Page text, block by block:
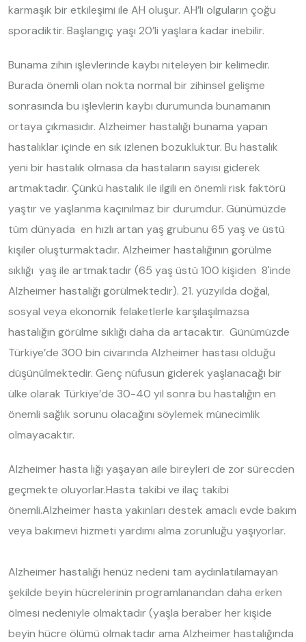
karmaşık bir etkileşimi ile AH oluşur. AH’li olguların çoğu
sporadiktir. Başlangıç yaşı 20’li yaşlara kadar inebilir.
Bunama zihin işlevlerinde kaybı niteleyen bir kelimedir.
Burada önemli olan nokta normal bir zihinsel gelişme
sonrasında bu işlevlerin kaybı durumunda bunamanın
ortaya çıkmasıdır. Alzheimer hastalığı bunama yapan
hastalıklar içinde en sık izlenen bozukluktur. Bu hastalık
yeni bir hastalık olmasa da hastaların sayısı giderek
artmaktadır. Çünkü hastalık ile ilgili en önemli risk faktörü
yaştır ve yaşlanma kaçınılmaz bir durumdur. Günümüzde
tüm dünyada en hızlı artan yaş grubunu 65 yaş ve üstü
kişiler oluşturmaktadır. Alzheimer hastalığının görülme
sıklığı yaş ile artmaktadır (65 yaş üstü 100 kişiden 8'inde
Alzheimer hastalığı görülmektedir). 21. yüzyılda doğal,
sosyal veya ekonomik felaketlerle karşılaşılmazsa
hastalığın görülme sıklığı daha da artacaktır. Günümüzde
Türkiye’de 300 bin civarında Alzheimer hastası olduğu
düşünülmektedir. Genç nüfusun giderek yaşlanacağı bir
ülke olarak Türkiye’de 30-40 yıl sonra bu hastalığın en
önemli sağlık sorunu olacağını söylemek münecimlik
olmayacaktır.
Alzheimer hasta lığı yaşayan aile bireyleri de zor sürecden
geçmekte oluyorlar.Hasta takibi ve ilaç takibi
önemli.Alzheimer hasta yakınları destek amaclı evde bakım
veya bakımevi hizmeti yardımı alma zorunluğu yaşıyorlar.
Alzheimer hastalığı henüz nedeni tam aydınlatılamayan
şekilde beyin hücrelerinin programlanandan daha erken
ölmesi nedeniyle olmaktadır (yaşla beraber her kişide
beyin hücre ölümü olmaktadır ama Alzheimer hastalığında